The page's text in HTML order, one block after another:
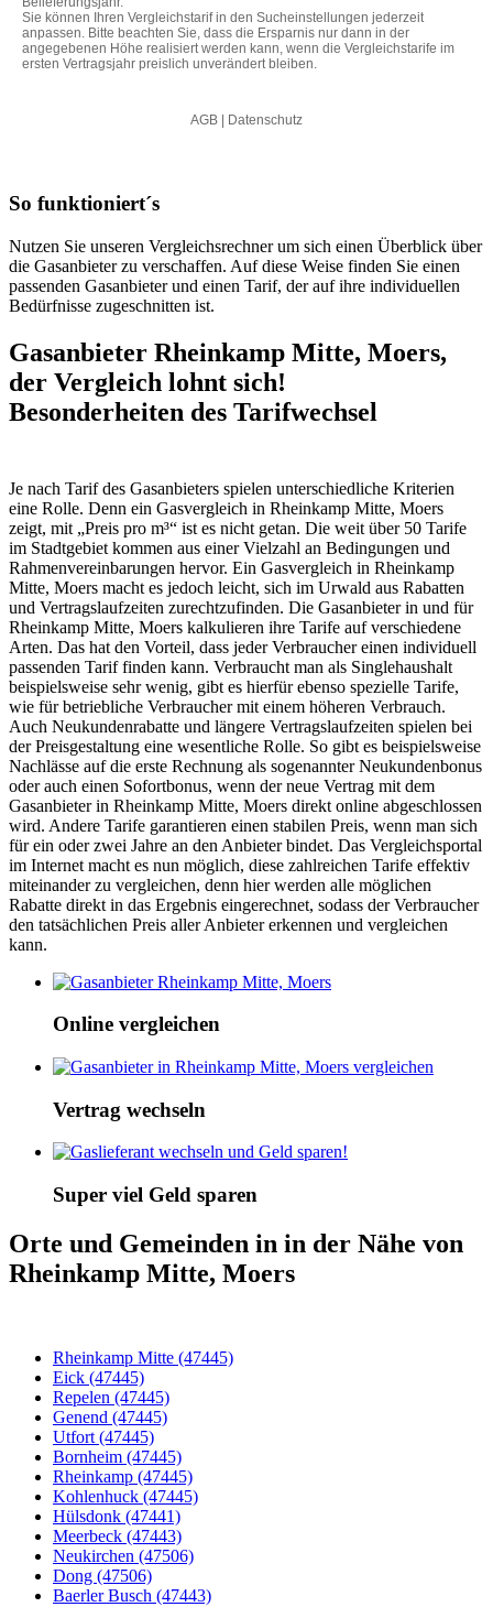
So funktioniert´s
Nutzen Sie unseren Vergleichsrechner um sich einen Überblick über
die Gasanbieter zu verschaffen. Auf diese Weise finden Sie einen
passenden Gasanbieter und einen Tarif, der auf ihre individuellen
Bedürfnisse zugeschnitten ist.
Gasanbieter Rheinkamp Mitte, Moers,
der Vergleich lohnt sich!
Besonderheiten des Tarifwechsel
Je nach Tarif des Gasanbieters spielen unterschiedliche Kriterien
eine Rolle. Denn ein Gasvergleich in Rheinkamp Mitte, Moers
zeigt, mit „Preis pro m³“ ist es nicht getan. Die weit über 50 Tarife
im Stadtgebiet kommen aus einer Vielzahl an Bedingungen und
Rahmenvereinbarungen hervor. Ein Gasvergleich in Rheinkamp
Mitte, Moers macht es jedoch leicht, sich im Urwald aus Rabatten
und Vertragslaufzeiten zurechtzufinden. Die Gasanbieter in und für
Rheinkamp Mitte, Moers kalkulieren ihre Tarife auf verschiedene
Arten. Das hat den Vorteil, dass jeder Verbraucher einen individuell
passenden Tarif finden kann. Verbraucht man als Singlehaushalt
beispielsweise sehr wenig, gibt es hierfür ebenso spezielle Tarife,
wie für betriebliche Verbraucher mit einem höheren Verbrauch.
Auch Neukundenrabatte und längere Vertragslaufzeiten spielen bei
der Preisgestaltung eine wesentliche Rolle. So gibt es beispielsweise
Nachlässe auf die erste Rechnung als sogenannter Neukundenbonus
oder auch einen Sofortbonus, wenn der neue Vertrag mit dem
Gasanbieter in Rheinkamp Mitte, Moers direkt online abgeschlossen
wird. Andere Tarife garantieren einen stabilen Preis, wenn man sich
für ein oder zwei Jahre an den Anbieter bindet. Das Vergleichsportal
im Internet macht es nun möglich, diese zahlreichen Tarife effektiv
miteinander zu vergleichen, denn hier werden alle möglichen
Rabatte direkt in das Ergebnis eingerechnet, sodass der Verbraucher
den tatsächlichen Preis aller Anbieter erkennen und vergleichen
kann.
Online vergleichen
Vertrag wechseln
Super viel Geld sparen
Orte und Gemeinden in in der Nähe von
Rheinkamp Mitte, Moers
Rheinkamp Mitte (47445)
Eick (47445)
Repelen (47445)
Genend (47445)
Utfort (47445)
Bornheim (47445)
Rheinkamp (47445)
Kohlenhuck (47445)
Hülsdonk (47441)
Meerbeck (47443)
Neukirchen (47506)
Dong (47506)
Baerler Busch (47443)